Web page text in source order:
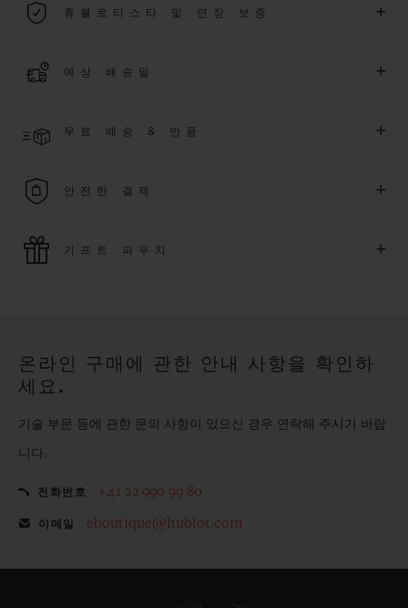
용됩니다.휴블로티스타 및 연장 보증 +
에 대해5 년 추가 워런티 혜택
또한 다양
더 알아보기
예상 배송일 +
다. *재고 상황에 따라 달라질 수 있습니다*.
무료 배송 & 반품 +
을 누려보세요
안전한 결제 +
모든 제품은 빠르고 안전하게 결제가 가능하며, 개인정보를 안
기프트 파우치 +
온라인 구매에 관한 안내 사항을 확인하
세요.
기술 부문 등에 관한 문의 사항이 있으신 경우 연락해 주시기 바랍
니다.
전화번호 +41 22 990 99 80
이메일 eboutique@hublot.com